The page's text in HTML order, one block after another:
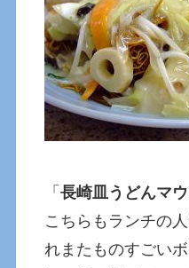
「長崎皿うどんマ
こちらもランチの
れまたものすごい